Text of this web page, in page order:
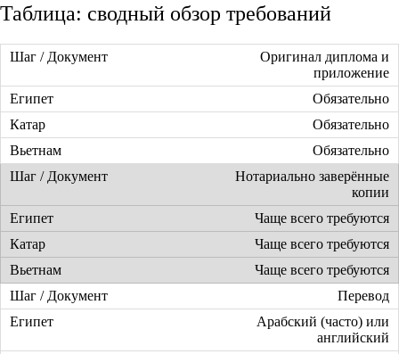
Таблица: сводный обзор требований
Оригинал диплома и
приложение
Обязательно
Обязательно
Обязательно
Нотариально заверённые
копии
Чаще всего требуются
Чаще всего требуются
Чаще всего требуются
Перевод
Арабский (часто) или
английский